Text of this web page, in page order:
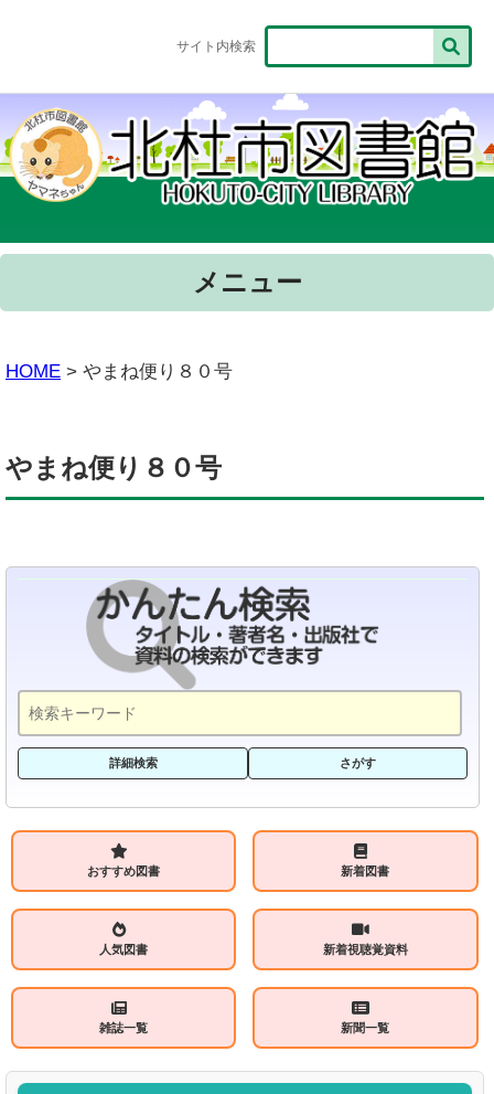
サイト内検索
メニュー
HOME > やまね便り８０号
やまね便り８０号
詳細検索 さがす
おすすめ図書 新着図書
人気図書 新着視聴覚資料
雑誌一覧 新聞一覧